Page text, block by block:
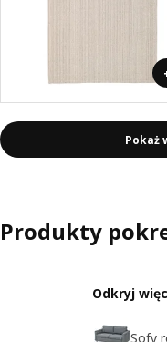
Pokaż
Produkty
Odkryj
Sofy